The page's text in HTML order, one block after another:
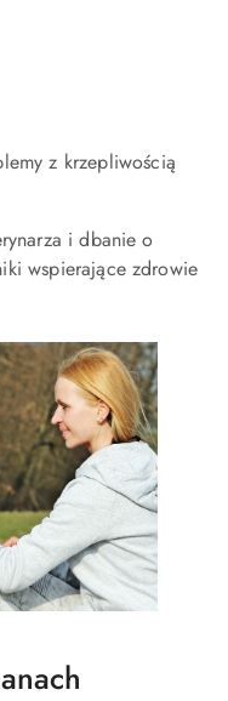
z krzepliwością
i dbanie o
wspierające zdrowie